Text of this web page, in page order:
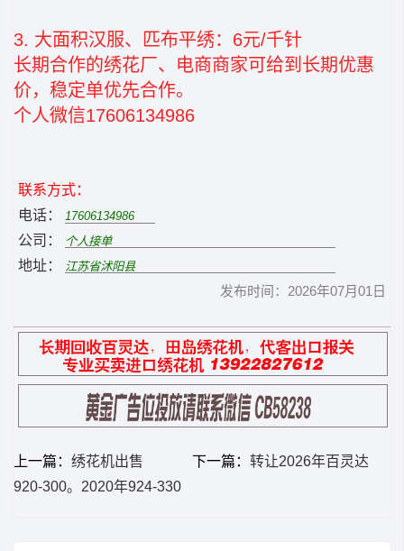
3. 大面积汉服、匹布平绣：6元/千针
长期合作的绣花厂、电商商家可给到长期优惠
价，稳定单优先合作。
个人微信17606134986
联系方式：
电话：
公司：
地址：
发布时间：2026年07月01日
上一篇： 绣花机出售 下一篇： 转让2026年百灵达
920-300。2020年924-330